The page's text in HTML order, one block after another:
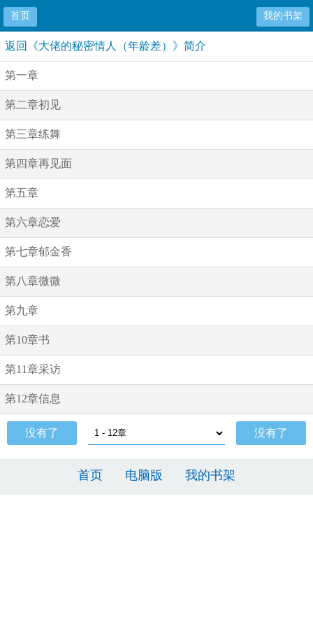
首页 我的书架
返回《大佬的秘密情人（年龄差）》简介
第一章
第二章初见
第三章练舞
第四章再见面
第五章
第六章恋爱
第七章郁金香
第八章微微
第九章
第10章书
第11章采访
第12章信息
没有了 没有了
首页 电脑版 我的书架